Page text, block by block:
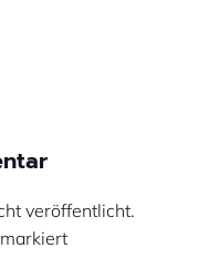
veröffentlicht.
markiert